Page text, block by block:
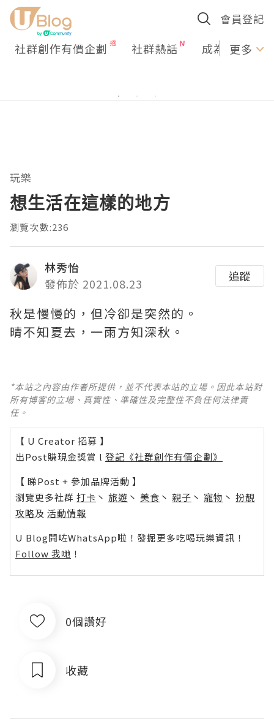
會員登記
社群創作有價企劃 社群熱話 成為U更多
玩樂
想生活在這樣的地方
瀏覽次數:236
林秀怡
發佈於 2021.08.23
追蹤
秋是慢慢的，但冷卻是突然的。
晴不知夏去，一雨方知深秋。 ​ ​​​​
*本站之內容由作者所提供，並不代表本站的立場。因此本站對
所有博客的立場、真實性、準確性及完整性不負任何法律責
任。
【 U Creator 招募 】
出Post賺現金獎賞 l 登記《社群創作有價企劃》
【 睇Post + 參加品牌活動 】
瀏覽更多社群 打卡 丶 旅遊 丶 美食 丶 親子 丶 寵物 丶 扮靚
攻略及 活動情報
U Blog開咗WhatsApp啦！發掘更多吃喝玩樂資訊！
Follow 我哋 ！
0個讚好
收藏